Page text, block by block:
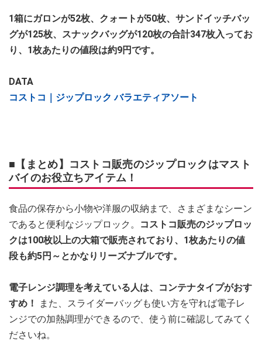
1箱にガロンが52枚、クォートが50枚、サンドイッチバッ
グが125枚、スナックバッグが120枚の合計347枚入ってお
り、1枚あたりの値段は約9円です。
DATA
コストコ｜ジップロック バラエティアソート
■【まとめ】コストコ販売のジップロックはマスト
バイのお役立ちアイテム！
食品の保存から小物や洋服の収納まで、さまざまなシーン
であると便利なジップロック。
コストコ販売のジップロッ
クは100枚以上の大箱で販売されており、1枚あたりの値
段も約5円～とかなりリーズナブルです。
電子レンジ調理を考えている人は、コンテナタイプがおす
すめ！
また、スライダーバッグも使い方を守れば電子レ
ンジでの加熱調理ができるので、使う前に確認してみてく
ださいね。